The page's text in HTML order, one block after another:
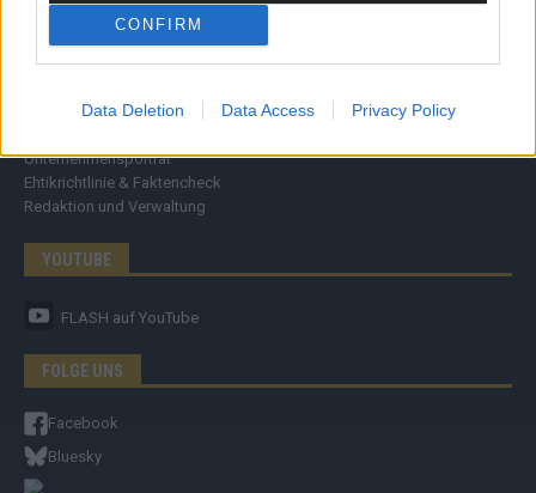
CONFIRM
Data Deletion Data Access Privacy Policy
ÜBER UNS
Unternehmensporträt
Ehtikrichtlinie & Faktencheck
Redaktion und Verwaltung
YOUTUBE
FLASH auf YouTube
FOLGE UNS
Facebook
Bluesky